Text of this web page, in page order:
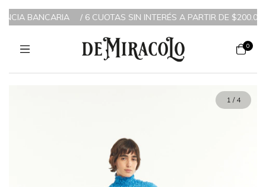
BANCARIA / 6 CUOTAS SIN INTERÉS A PARTIR DE
0
1 / 4